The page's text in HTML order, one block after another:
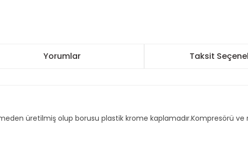
Yorumlar Taksit
üretilmiş olup borusu plastik krome kaplamadır.Kompresörü ve